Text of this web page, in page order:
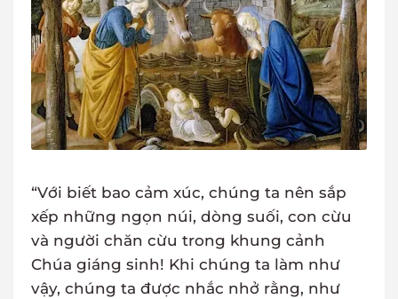
“Với biết bao cảm xúc, chúng ta nên sắp
xếp những ngọn núi, dòng suối, con cừu
và người chăn cừu trong khung cảnh
Chúa giáng sinh! Khi chúng ta làm như
vậy, chúng ta được nhắc nhở rằng, như